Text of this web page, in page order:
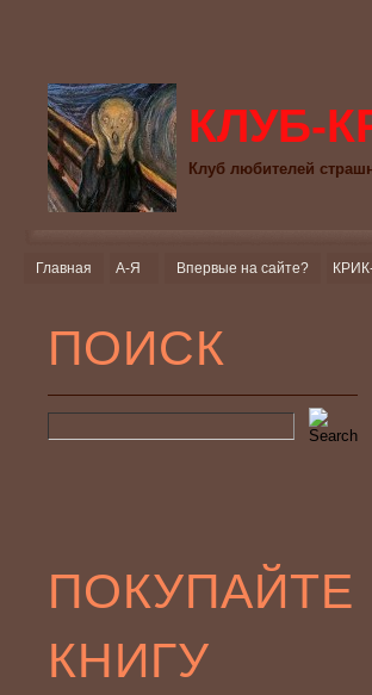
КЛУБ-
Клуб любителей
Главная А-Я Впервые на сайте?
ПОИСК
ПОКУПАЙТЕ
КНИГУ